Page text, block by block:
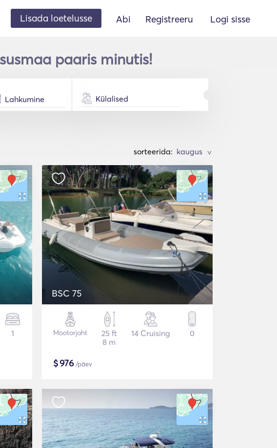
Lisada loetelusse Abi Registreeru Logi sisse
paaris minutis!
Külalised
sorteerida: >
1
BSC 75
Mootorjaht
25 ft
8 m
14 Cruising 0
$976/päev